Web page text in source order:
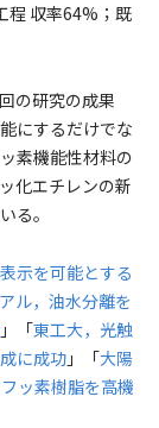
程 収率64%；既
の研究の成果
にするだけでな
素機能性材料の
化エチレンの新
る。
示を可能とする
ル，油水分離を
」「東工大，光触
に成功 」「大陽
ッ素樹脂を高機